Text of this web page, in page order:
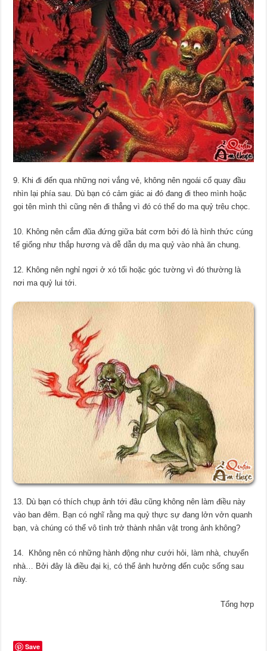
9. Khi đi đến qua những nơi vắng vẻ, không nên ngoái cổ quay đầu
nhìn lại phía sau. Dù bạn có cảm giác ai đó đang đi theo mình hoặc
gọi tên mình thì cũng nên đi thẳng vì đó có thể do ma quỷ trêu chọc.
10. Không nên cắm đũa đứng giữa bát cơm bởi đó là hình thức cúng
tế giống như thắp hương và dễ dẫn dụ ma quỷ vào nhà ăn chung.
12. Không nên nghỉ ngơi ở xó tối hoặc góc tường vì đó thường là
nơi ma quỷ lui tới.
13. Dù bạn có thích chụp ảnh tới đâu cũng không nên làm điều này
vào ban đêm. Bạn có nghĩ rằng ma quỷ thực sự đang lởn vởn quanh
bạn, và chúng có thể vô tình trở thành nhân vật trong ảnh không?
14. Không nên có những hành động như cưới hỏi, làm nhà, chuyển
nhà… Bởi đây là điều đại kị, có thể ảnh hưởng đến cuộc sống sau
này.
Tổng hợp
Save